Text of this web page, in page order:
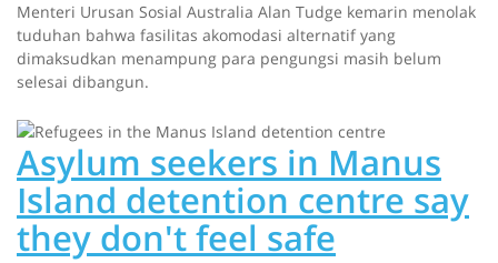
Menteri Urusan Sosial Australia Alan Tudge kemarin menolak
tuduhan bahwa fasilitas akomodasi alternatif yang
dimaksudkan menampung para pengungsi masih belum
selesai dibangun.
Asylum seekers in Manus
Island detention centre say
they don't feel safe